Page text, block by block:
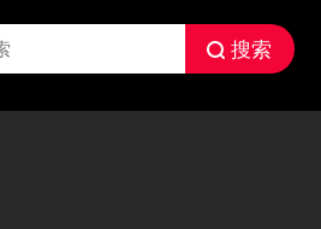
搜索